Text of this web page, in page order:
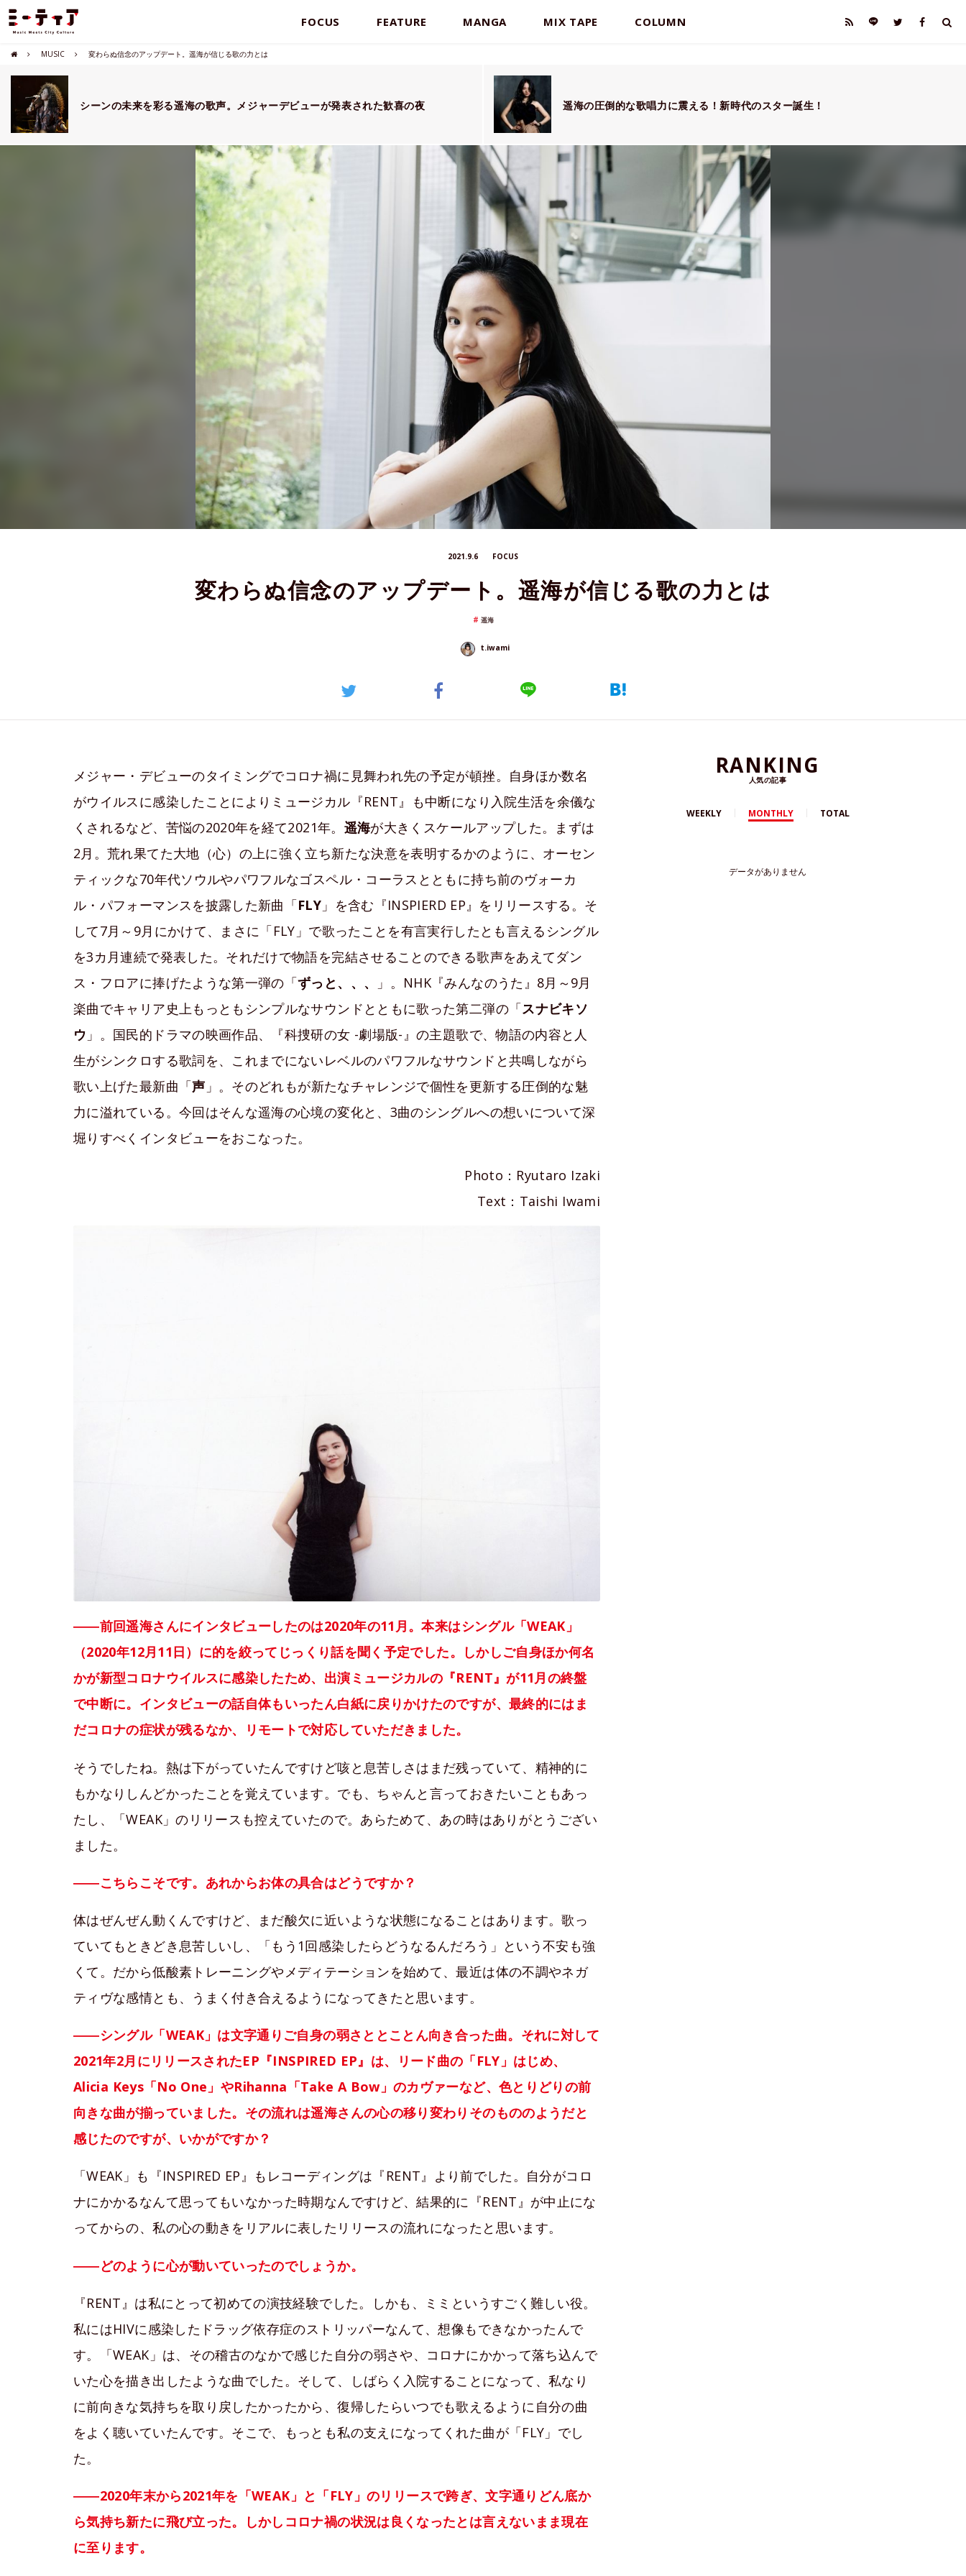
FOCUS FEATURE MANGA MIX TAPE COLUMN
MUSIC 変わらぬ信念のアップデート。遥海が信じる歌の力とは
シーンの未来を彩る遥海の歌声。メジャーデビューが発表された歓喜の夜 遥海の圧倒的な歌唱力に震える！新時代のスター誕生！
2021.9.6 FOCUS
変わらぬ信念のアップデート。遥海が信じる歌の力とは
遥海
t.iwami
メジャー・デビューのタイミングでコロナ禍に見舞われ先の予定が頓挫。自身ほか数名
がウイルスに感染したことによりミュージカル『RENT』も中断になり入院生活を余儀な
くされるなど、苦悩の2020年を経て2021年。 遥海が大きくスケールアップした。まずは
2月。荒れ果てた大地（心）の上に強く立ち新たな決意を表明するかのように、オーセン
ティックな70年代ソウルやパワフルなゴスペル・コーラスとともに持ち前のヴォーカ
ル・パフォーマンスを披露した新曲「FLY 」を含む『INSPIERD EP』をリリースする。そ
して7月～9月にかけて、まさに「FLY」で歌ったことを有言実行したとも言えるシングル
を3カ月連続で発表した。それだけで物語を完結させることのできる歌声をあえてダン
ス・フロアに捧げたような第一弾の「ずっと、、、
」。NHK『みんなのうた』8月～9月
楽曲でキャリア史上もっともシンプルなサウンドとともに歌った第二弾の「スナビキソ
ウ 」。国民的ドラマの映画作品、『科捜研の女 -劇場版-』の主題歌で、物語の内容と人
生がシンクロする歌詞を、これまでにないレベルのパワフルなサウンドと共鳴しながら
歌い上げた最新曲「声 」。そのどれもが新たなチャレンジで個性を更新する圧倒的な魅
力に溢れている。今回はそんな遥海の心境の変化と、3曲のシングルへの想いについて深
堀りすべくインタビューをおこなった。
Photo：Ryutaro Izaki
Text：Taishi Iwami
――前回遥海さんにインタビューしたのは2020年の11月。本来はシングル「WEAK」
（2020年12月11日）に的を絞ってじっくり話を聞く予定でした。しかしご自身ほか何名
かが新型コロナウイルスに感染したため、出演ミュージカルの『RENT』が11月の終盤
で中断に。インタビューの話自体もいったん白紙に戻りかけたのですが、最終的にはま
だコロナの症状が残るなか、リモートで対応していただきました。
そうでしたね。熱は下がっていたんですけど咳と息苦しさはまだ残っていて、精神的に
もかなりしんどかったことを覚えています。でも、ちゃんと言っておきたいこともあっ
たし、「WEAK」のリリースも控えていたので。あらためて、あの時はありがとうござい
ました。
――こちらこそです。あれからお体の具合はどうですか？
体はぜんぜん動くんですけど、まだ酸欠に近いような状態になることはあります。歌っ
ていてもときどき息苦しいし、「もう1回感染したらどうなるんだろう」という不安も強
くて。だから低酸素トレーニングやメディテーションを始めて、最近は体の不調やネガ
ティヴな感情とも、うまく付き合えるようになってきたと思います。
――シングル「WEAK」は文字通りご自身の弱さととことん向き合った曲。それに対して
2021年2月にリリースされたEP『INSPIRED EP』は、リード曲の「FLY」はじめ、
Alicia Keys「No One」やRihanna「Take A Bow」のカヴァーなど、色とりどりの前
向きな曲が揃っていました。その流れは遥海さんの心の移り変わりそのもののようだと
感じたのですが、いかがですか？
「WEAK」も『INSPIRED EP』もレコーディングは『RENT』より前でした。自分がコロ
ナにかかるなんて思ってもいなかった時期なんですけど、結果的に『RENT』が中止にな
ってからの、私の心の動きをリアルに表したリリースの流れになったと思います。
――どのように心が動いていったのでしょうか。
『RENT』は私にとって初めての演技経験でした。しかも、ミミというすごく難しい役。
私にはHIVに感染したドラッグ依存症のストリッパーなんて、想像もできなかったんで
す。「WEAK」は、その稽古のなかで感じた自分の弱さや、コロナにかかって落ち込んで
いた心を描き出したような曲でした。そして、しばらく入院することになって、私なり
に前向きな気持ちを取り戻したかったから、復帰したらいつでも歌えるように自分の曲
をよく聴いていたんです。そこで、もっとも私の支えになってくれた曲が「FLY」でし
た。
――2020年末から2021年を「WEAK」と「FLY」のリリースで跨ぎ、文字通りどん底か
ら気持ち新たに飛び立った。しかしコロナ禍の状況は良くなったとは言えないまま現在
に至ります。
RANKING
人気の記事
WEEKLY MONTHLY TOTAL
データがありません